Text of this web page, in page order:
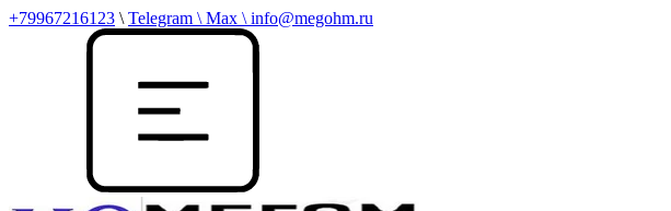
+79967216123 \ Telegram \ Max \ info@megohm.ru